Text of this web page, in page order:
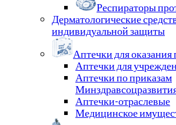
Респираторы
Дерматологические
индивидуальной защиты
Аптечки для
Аптечки для
Аптечки по приказам
Аптечки-отраслевые
Медицинское